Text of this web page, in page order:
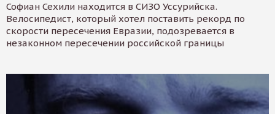
Софиан Сехили находится в СИЗО Уссурийска.
Велосипедист, который хотел поставить рекорд по
скорости пересечения Евразии, подозревается в
незаконном пересечении российской границы